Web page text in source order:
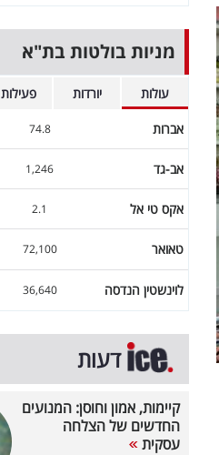
מניות בולטות בת"א
עולות יורדות פעילות
אברות 74.8
אב-גד 1,246
אקס טי אל 2.1
טאואר 72,100
לוינשטין הנדסה 36,640
דעות
קיימות, אמון וחוסן: המנועים
החדשים של הצלחה
עסקית